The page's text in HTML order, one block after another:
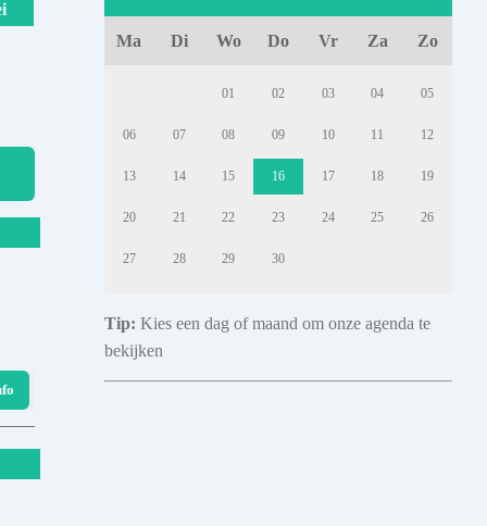
Ma Di Wo Do Vr Za Zo
01 02 03 04 05
06 07 08 09 10 11 12
13 14 15 16 17 18 19
20 21 22 23 24 25 26
27 28 29 30
Tip: Kies een dag of maand om onze agenda te
bekijken